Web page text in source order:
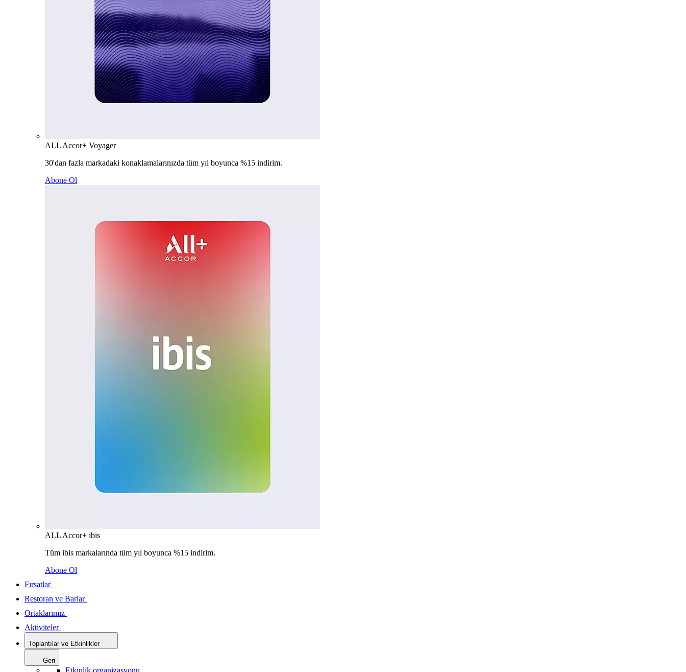
ALL Accor+ Voyager
30'dan fazla markadaki konaklamalarınızda tüm yıl boyunca %15 indirim.
Abone Ol
ALL Accor+ ibis
Tüm ibis markalarında tüm yıl boyunca %15 indirim.
Abone Ol
Fırsatlar
Restoran ve Barlar
Ortaklarımız
Aktiviteler
Toplantılar ve Etkinlikler
Geri
Etkinlik organizasyonu